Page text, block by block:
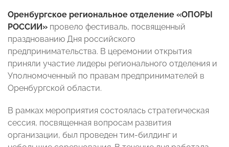
Оренбургское региональное отделение «ОПОРЫ
РОССИИ» провело фестиваль, посвященный
празднованию Дня российского
предпринимательства. В церемонии открытия
приняли участие лидеры регионального отделения и
Уполномоченный по правам предпринимателей в
Оренбургской области.
В рамках мероприятия состоялась стратегическая
сессия, посвященная вопросам развития
организации, был проведен тим-билдинг и